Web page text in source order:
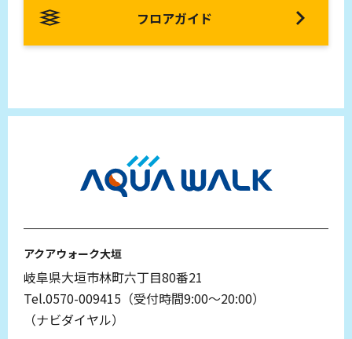
フロアガイド
アクアウォーク大垣
岐阜県大垣市林町六丁目80番21
Tel.0570-009415（受付時間9:00～20:00）
（ナビダイヤル）